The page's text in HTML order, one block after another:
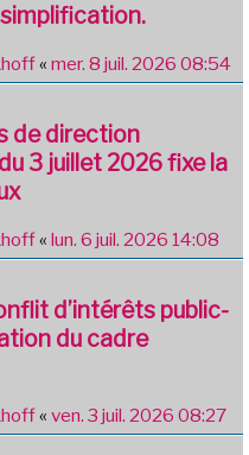
« mer. 8 juil. 2026 08:54
de direction
3 juillet 2026 fixe la
« lun. 6 juil. 2026 14:08
d’intérêts public-
du cadre
« ven. 3 juil. 2026 08:27